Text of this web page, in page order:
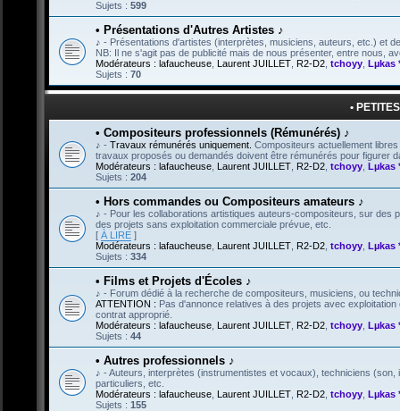
Sujets : 599
• Présentations d'Autres Artistes ♪
♪ - Présentations d'artistes (interprètes, musiciens, auteurs, etc.) et
NB: Il ne s'agit pas de publicité mais de nous présenter, entre nous,
Modérateurs : lafaucheuse Laurent JUILLET R2-D2 tchoyy Lµkas
Sujets : 70
•
• Compositeurs professionnels (Rémunérés) ♪
♪ - Travaux rémunérés uniquement. Compositeurs actuellement
travaux proposés ou demandés doivent être rémunérés pour figurer
Modérateurs : lafaucheuse Laurent JUILLET R2-D2 tchoyy Lµkas
Sujets : 204
• Hors commandes ou Compositeurs amateurs ♪
♪ - Pour les collaborations artistiques auteurs-compositeurs, sur
des projets sans exploitation commerciale prévue, etc.
[ À LIRE ]
Modérateurs : lafaucheuse Laurent JUILLET R2-D2 tchoyy Lµkas
Sujets : 334
• Films et Projets d'Écoles ♪
♪ - Forum dédié à la recherche de compositeurs, musiciens, ou
ATTENTION : Pas d'annonce relatives à des projets avec
contrat approprié.
Modérateurs : lafaucheuse Laurent JUILLET R2-D2 tchoyy Lµkas
Sujets : 44
• Autres professionnels ♪
♪ - Auteurs, interprètes (instrumentistes et vocaux), techniciens
particuliers, etc.
Modérateurs : lafaucheuse Laurent JUILLET R2-D2 tchoyy Lµkas
Sujets : 155